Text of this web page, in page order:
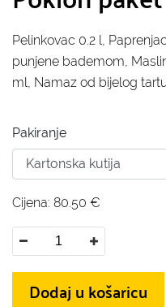
Pelinkovac 0.2 l,
punjene bademom,
ml, Namaz od bijelog
Pakiranje
Cijena: 80.50 €
Dodaj u košaricu